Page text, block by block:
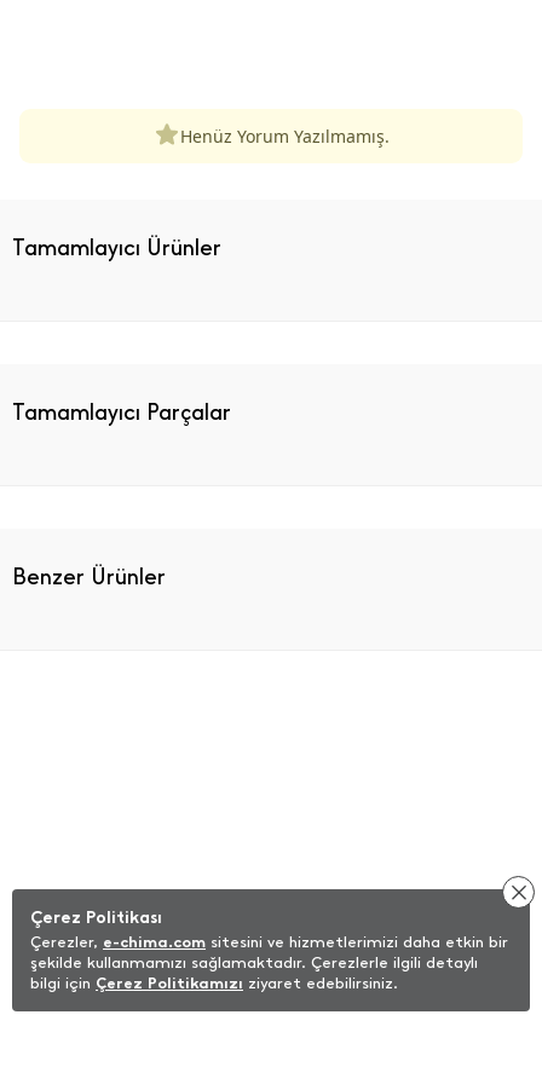
Henüz Yorum Yazılmamış.
Tamamlayıcı Ürünler
Benzer Ürünler
Tamamlayıcı Parçalar
Çerez Politikası
Çerezler, e-chima.com sitesini ve hizmetlerimizi daha etkin bir
şekilde kullanmamızı sağlamaktadır. Çerezlerle ilgili detaylı
bilgi için Çerez Politikamızı ziyaret edebilirsiniz.